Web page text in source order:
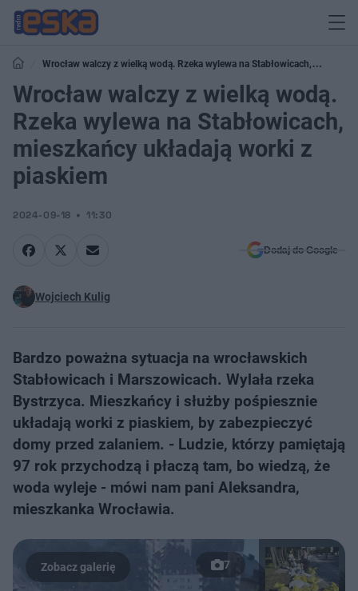
Wrocław walczy z wielką wodą. Rzeka wylewa na Stabłowicach,
mieszkańcy układają worki z piaskiem
Wrocław walczy z wielką wodą.
Rzeka wylewa na Stabłowicach,
mieszkańcy układają worki z
piaskiem
2024-09-18 11:30
Dodaj do Google
Wojciech Kulig
Bardzo poważna sytuacja na wrocławskich
Stabłowicach i Marszowicach. Wylała rzeka
Bystrzyca. Mieszkańcy i służby pośpiesznie
układają worki z piaskiem, by zabezpieczyć
domy przed zalaniem. - Ludzie, którzy pamiętają
97 rok przychodzą i płaczą tam, bo wiedzą, że
woda wyleje - mówi nam pani Aleksandra,
mieszkanka Wrocławia.
7